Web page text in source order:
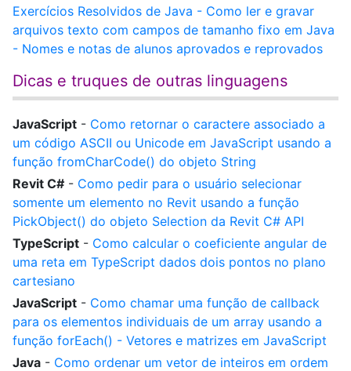
Exercícios Resolvidos de Java - Como ler e gravar
arquivos texto com campos de tamanho fixo em Java
- Nomes e notas de alunos aprovados e reprovados
Dicas e truques de outras linguagens
JavaScript - Como retornar o caractere associado a
um código ASCII ou Unicode em JavaScript usando a
função fromCharCode() do objeto String
Revit C# - Como pedir para o usuário selecionar
somente um elemento no Revit usando a função
PickObject() do objeto Selection da Revit C# API
TypeScript - Como calcular o coeficiente angular de
uma reta em TypeScript dados dois pontos no plano
cartesiano
JavaScript - Como chamar uma função de callback
para os elementos individuais de um array usando a
função forEach() - Vetores e matrizes em JavaScript
Java - Como ordenar um vetor de inteiros em ordem